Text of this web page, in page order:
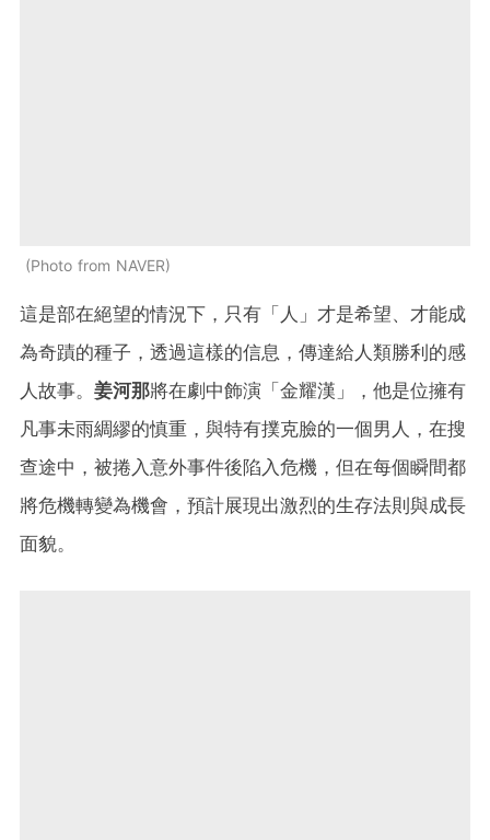
Photo from NAVER
這是部在絕望的情況下，只有「人」才是希望、才能成
為奇蹟的種子，透過這樣的信息，傳達給人類勝利的感
人故事。 姜河那將在劇中飾演「金耀漢」，他是位擁有
凡事未雨綢繆的慎重，與特有撲克臉的一個男人，在搜
查途中，被捲入意外事件後陷入危機，但在每個瞬間都
將危機轉變為機會，預計展現出激烈的生存法則與成長
面貌。